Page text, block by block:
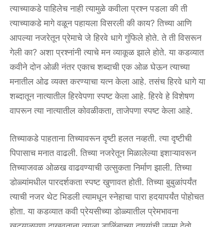
त्याच्याकडे पाहिलेच नाही त्यामुळे कवीला प्रश्न पडला की ती
त्याच्याकडे मागे वळून पहायला विसरली की काय? तिच्या आणि
आपल्या नजरेतून प्रेमाचे जे हिरवे धागे गुंफिले होते. ते ती विसरून
गेली का? अशा प्रश्नांनी त्याचे मन व्याकूळ झाले होते. या कडव्यात
कवीने दोन ओळी नंतर एकाच शब्दाची एक ओळ घेऊन त्याच्या
मनातील ओढ व्यक्त करण्याचा यत्न केला आहे. तसंच हिरवे धागे या
शब्दातून नात्यातील हिरवेपणा स्पष्ट केला आहे. हिरवे हे विशेषण
वापरून त्या नात्यातील कोवळीकता, ताजेपणा स्पष्ट केला आहे.
तिच्याकडे पाहताना तिच्यावरून दृष्टी हलत नव्हती. त्या दृष्टीची
पिपासाच मनात वाढली. तिच्या नजरेतून मिळालेल्या इशाऱ्यावरून
तिच्याजवळ ओळख वाढवण्याची उत्सुकता निर्माण झाली. तिच्या
डोळ्यांमधील पारदर्शकता स्पष्ट खुणावत होती. तिच्या बुबुळांपर्यंत
त्याची नजर थेट भिडली त्यामधून स्नेहाचा पारा हदयापर्यंत पोहोचत
होता. या कडव्यात कवी प्रेयसीच्या डोळ्यातील प्रेमभावना